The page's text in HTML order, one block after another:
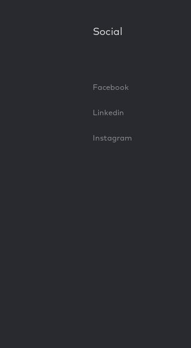
Social
Facebook
Linkedin
Instagram